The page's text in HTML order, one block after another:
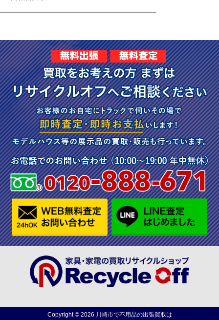
━━━━━━━━━━━━━━━━━━━━
Copyright © 2026 川崎市で不用品の出張買取は